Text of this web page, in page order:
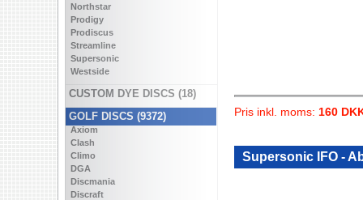
Northstar
Prodigy
Prodiscus
Streamline
Supersonic
Westside
CUSTOM DYE DISCS (18)
GOLF DISCS (9372)
Axiom
Clash
Climo
DGA
Discmania
Discraft
Pris inkl. moms: 160
Supersonic IFO -